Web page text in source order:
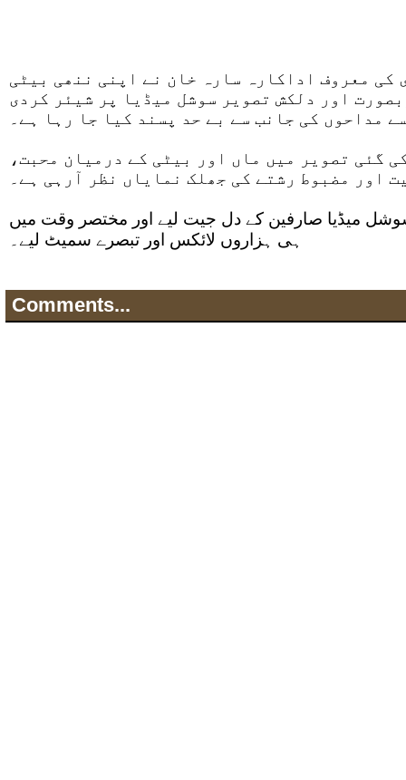
کی معروف اداکارہ سارہ خان نے اپنی ننھی بیٹی
اور دلکش تصویر سوشل میڈیا پر شیئر کردی
مداحوں کی جانب سے بے حد پسند کیا جا رہا ہے۔
گئی تصویر میں ماں اور بیٹی کے درمیان محبت،
اور مضبوط رشتے کی جھلک نمایاں نظر آرہی ہے۔
میڈیا صارفین کے دل جیت لیے اور مختصر وقت میں
ہی ہزاروں لائکس اور تبصرے سمیٹ لیے۔
Comments...